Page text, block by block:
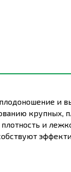
и
крупных,
и